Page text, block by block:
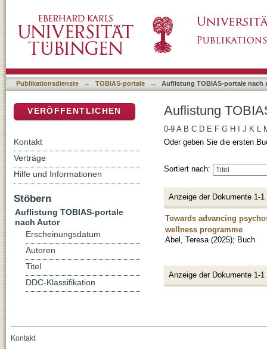
Publikationsdienste → TOBIAS-portale → Auflistung TOBIAS-portale nach
Auflistung
0-9 A B C D E F G H J K L
Oder geben Sie die ersten
Sortiert nach:
Anzeige der Dokumente 1-1
Towards advancing
wellness programme
Abel, Teresa (2025); Buch
Anzeige der Dokumente 1-1
VERÖFFENTLICHEN
Kontakt
Verträge
Hilfe und Informationen
Stöbern
Auflistung TOBIAS-portale
nach Autor
Erscheinungsdatum
Autoren
Titel
DDC-Klassifikation
Kontakt